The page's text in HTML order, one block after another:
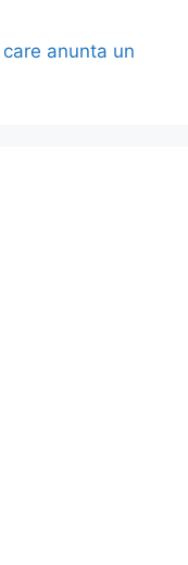
anunta un